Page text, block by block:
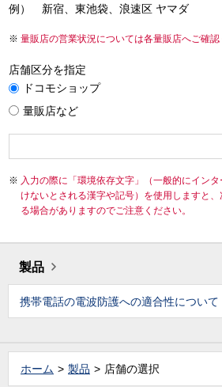
例） 新宿、東池袋、浪速区 ヤマダ
量販店の営業状況については各量販店へご確認
店舗区分を指定
ドコモショップ
量販店など
入力の際に「環境依存文字」（一般的にイン
けないとされる漢字や記号）を使用しますと
る場合がありますのでご注意ください。
製品
携帯電話の電波防護への適合性について
ホーム 製品 店舗の選択